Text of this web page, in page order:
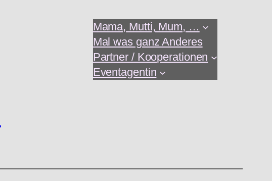
Mama, Mutti, Mum, …
Mal was ganz Anderes
Partner / Kooperationen
Eventagentin